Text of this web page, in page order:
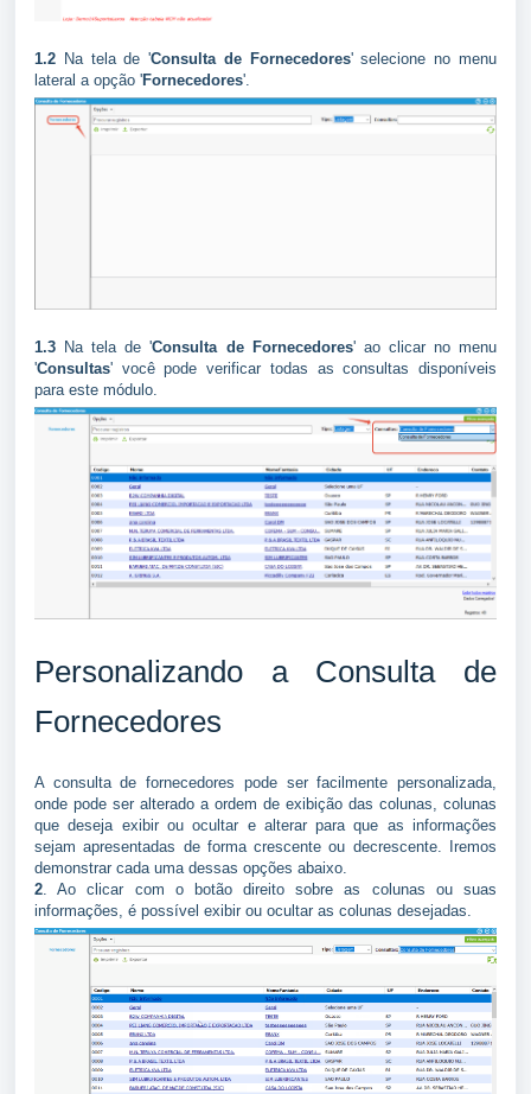
1.2 Na tela de 'Consulta de Fornecedores' selecione no menu
lateral a opção 'Fornecedores'.
1.3 Na tela de 'Consulta de Fornecedores' ao clicar no menu
'Consultas' você pode verificar todas as consultas disponíveis
para este módulo.
Personalizando a Consulta de
Fornecedores
A consulta de fornecedores pode ser facilmente personalizada,
onde pode ser alterado a ordem de exibição das colunas, colunas
que deseja exibir ou ocultar e alterar para que as informações
sejam apresentadas de forma crescente ou decrescente. Iremos
demonstrar cada uma dessas opções abaixo.
2. Ao clicar com o botão direito sobre as colunas ou suas
informações, é possível exibir ou ocultar as colunas desejadas.